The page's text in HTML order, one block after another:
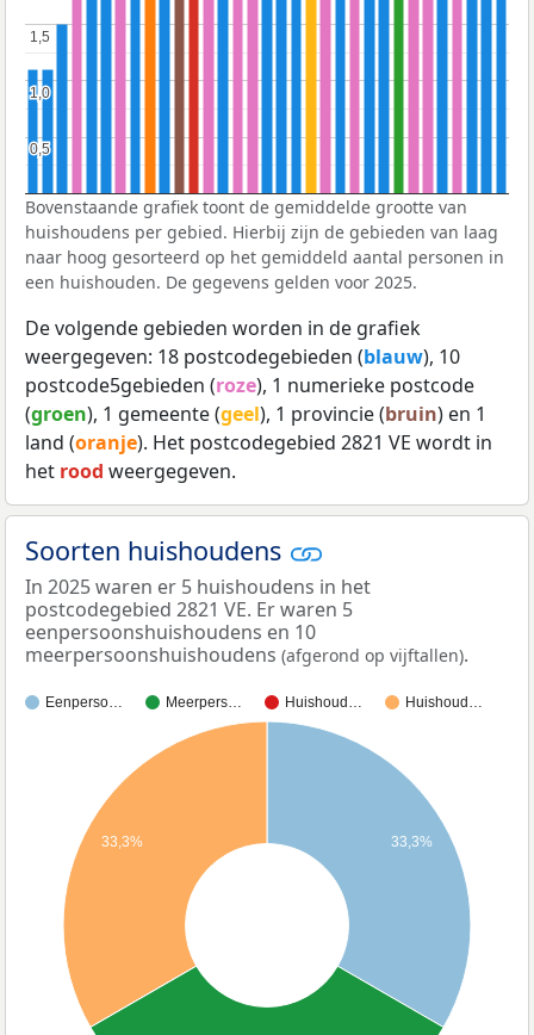
0,5
0,5
1,0
1,0
1,5
1,5
Bovenstaande grafiek toont de gemiddelde grootte van
huishoudens per gebied. Hierbij zijn de gebieden van laag
naar hoog gesorteerd op het gemiddeld aantal personen in
een huishouden. De gegevens gelden voor 2025.
De volgende gebieden worden in de grafiek
weergegeven: 18 postcodegebieden (blauw), 10
postcode5gebieden (roze), 1 numerieke postcode
(groen), 1 gemeente (geel), 1 provincie (bruin) en 1
land (oranje). Het postcodegebied 2821 VE wordt in
het rood weergegeven.
Soorten huishoudens
In 2025 waren er 5 huishoudens in het
postcodegebied 2821 VE. Er waren 5
eenpersoonshuishoudens en 10
meerpersoonshuishoudens (afgerond op vijftallen).
Eenperso… Meerpers… Huishoud… Huishoud…
33,3%
33,3%